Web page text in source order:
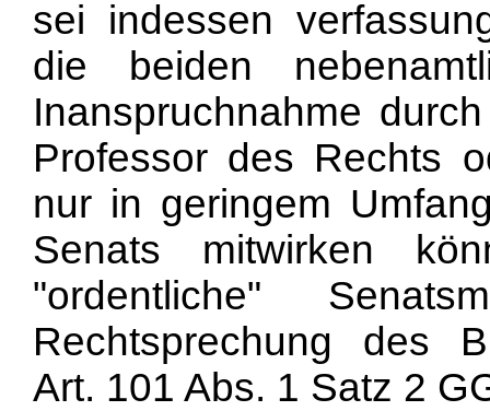
sei indessen
die beiden
Inanspruchnahme
Professor des Rechts
nur in geringem
Senats mitwirken
"ordentliche"
Rechtsprechung des
Art. 101 Abs. 1 Satz 2